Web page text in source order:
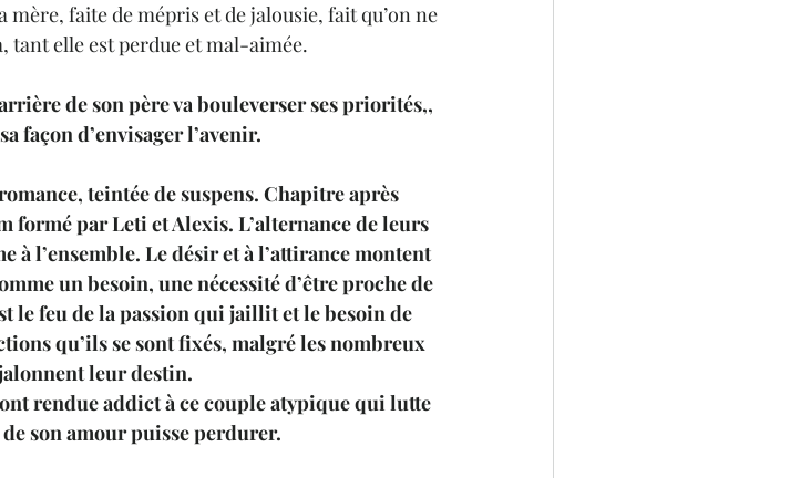
mère, faite de mépris et de jalousie, fait qu’on ne
tant elle est perdue et mal-aimée.
de son père va bouleverser ses priorités,,
façon d’envisager l’avenir.
teintée de suspens. Chapitre après
formé par Leti et Alexis. L’alternance de leurs
à l’ensemble. Le désir et à l’attirance montent
un besoin, une nécessité d’être proche de
le feu de la passion qui jaillit et le besoin de
qu’ils se sont fixés, malgré les nombreux
leur destin.
rendue addict à ce couple atypique qui lutte
son amour puisse perdurer.